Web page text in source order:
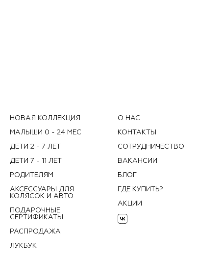
НОВАЯ КОЛЛЕКЦИЯ
МАЛЫШИ 0 - 24 МЕС
ДЕТИ 2 - 7 ЛЕТ
ДЕТИ 7 - 11 ЛЕТ
РОДИТЕЛЯМ
АКСЕССУАРЫ ДЛЯ
КОЛЯСОК И АВТО
ПОДАРОЧНЫЕ
СЕРТИФИКАТЫ
РАСПРОДАЖА
ЛУКБУК
О НАС
КОНТАКТЫ
СОТРУДНИЧЕСТВО
ВАКАНСИИ
БЛОГ
ГДЕ КУПИТЬ?
АКЦИИ